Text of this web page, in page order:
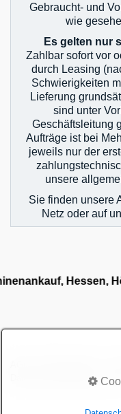
kombinierte
Kompressoren
Metallmaschinen
Pressen
Schleifmaschinen
Sägen
Gabelstapler
Werkstattofen,
Shop
Gebraucht- und
wie
Es gelten nur
Zahlbar sofort vor
durch Leasing
Schwierigkeiten
Lieferung
sind unter
Geschäftsleitung
Aufträge ist bei
jeweils nur der
unsere
Sie finden unsere
Netz oder auf
Datenschutzerklärung